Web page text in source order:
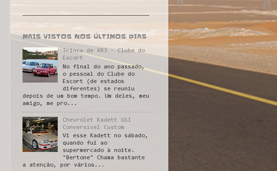
MAIS VISTOS NOS ÚLTIMOS DIAS
Trinca de XR3 - Clube do
Escort
No final do ano passado,
o pessoal do Clube do
Escort (de estados
diferentes) se reuniu
depois de um bom tempo. Um deles, meu
amigo, me pro...
Chevrolet Kadett GSI
Conversível Custom
Vi esse Kadett no sábado,
quando fui ao
supermercado à noite.
"Bertone" Chama bastante
a atenção, por vários...